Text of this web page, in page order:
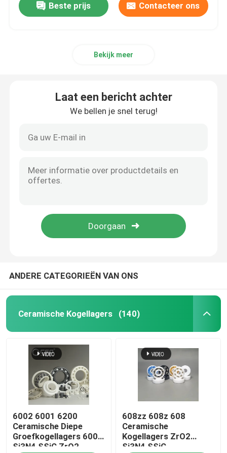
Huis
Producten
VR toon
Beste prijs Contacteer ons
Bekijk meer
Laat een bericht achter
We bellen je snel terug!
ANDERE CATEGORIEËN VAN ONS
Ceramische Kogellagers (140)
6002 6001 6200
Ceramische Diepe
Groefkogellagers 6000
Si3N4 SSiC ZrO2
608zz 608z 608
Ceramische
Kogellagers ZrO2
Si3N4 SSiC